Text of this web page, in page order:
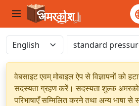
वेबसाइट एवम् मोबाइल ऐप से विज्ञापनों को
सदस्यता ग्रहण करें। सदस्यता शुल्क
परिभाषाएँ सम्मिलित करने तथा अन्य भाषा से